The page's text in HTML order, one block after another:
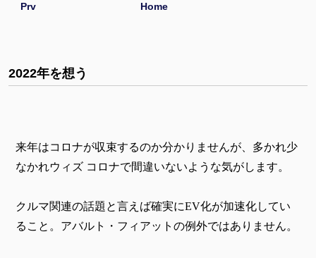
Prv Home
2022年を想う
来年はコロナが収束するのか分かりませんが、多かれ少
なかれウィズ コロナで間違いないような気がします。
クルマ関連の話題と言えば確実にEV化が加速化してい
ること。アバルト・フィアットの例外ではありません。